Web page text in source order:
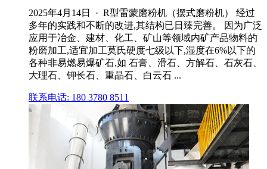
2025年4月14日 · R型雷蒙磨粉机（摆式磨粉机） 经过
多年的实践和不断的改进,其结构已日臻完善。 因为广泛
应用于冶金、建材、化工、矿山等领域内矿产品物料的
粉磨加工,适宜加工莫氏硬度七级以下,湿度在6%以下的
各种非易燃易爆矿石,如 石膏、滑石、方解石、石灰石、
大理石、钾长石、重晶石、白云石 ...
联系电话: 180 3780 8511